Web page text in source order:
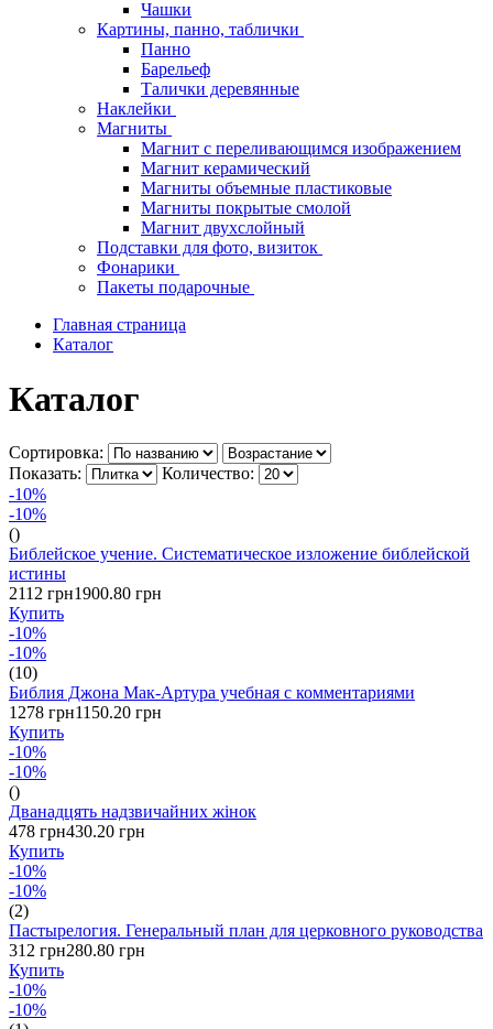
Чашки
Картины, панно, таблички
Панно
Барельеф
Талички деревянные
Наклейки
Магниты
Магнит с переливающимся изображением
Магнит керамический
Магниты объемные пластиковые
Магниты покрытые смолой
Магнит двухслойный
Подставки для фото, визиток
Фонарики
Пакеты подарочные
Главная страница
Каталог
Каталог
Сортировка:
Показать:
Количество:
-10%
-10%
()
Библейское учение. Систематическое изложение библейской
истины
2112 грн1900.80 грн
Купить
-10%
-10%
(10)
Библия Джона Мак-Артура учебная с комментариями
1278 грн1150.20 грн
Купить
-10%
-10%
()
Дванадцять надзвичайних жінок
478 грн430.20 грн
Купить
-10%
-10%
(2)
Пастырелогия. Генеральный план для церковного руководства
312 грн280.80 грн
Купить
-10%
-10%